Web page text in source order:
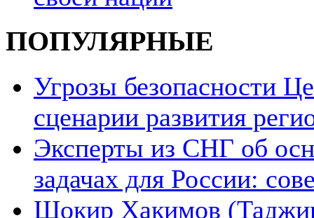
ПОПУЛЯРНЫЕ
Угрозы безопасности
сценарии развития
Эксперты из СНГ об
задачах для России:
Шокир Хакимов